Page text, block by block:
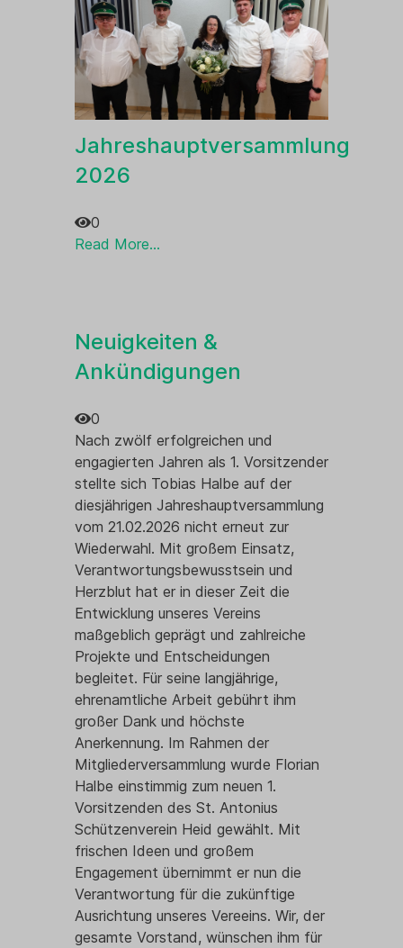
Major
Jahreshauptversammlung
2026
0
Read More...
Neuigkeiten &
Ankündigungen
0
Nach zwölf erfolgreichen und
engagierten Jahren als 1. Vorsitzender
stellte sich Tobias Halbe auf der
diesjährigen Jahreshauptversammlung
vom 21.02.2026 nicht erneut zur
Wiederwahl. Mit großem Einsatz,
Verantwortungsbewusstsein und
Herzblut hat er in dieser Zeit die
Entwicklung unseres Vereins
maßgeblich geprägt und zahlreiche
Projekte und Entscheidungen
begleitet. Für seine langjährige,
ehrenamtliche Arbeit gebührt ihm
großer Dank und höchste
Anerkennung. Im Rahmen der
Mitgliederversammlung wurde Florian
Halbe einstimmig zum neuen 1.
Vorsitzenden des St. Antonius
Schützenverein Heid gewählt. Mit
frischen Ideen und großem
Engagement übernimmt er nun die
Verantwortung für die zukünftige
Ausrichtung unseres Vereeins. Wir, der
gesamte Vorstand, wünschen ihm für